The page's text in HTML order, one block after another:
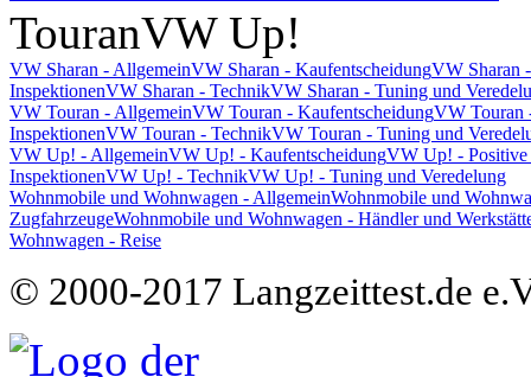
TouranVW Up!
VW Sharan - AllgemeinVW Sharan - KaufentscheidungVW Sharan
InspektionenVW Sharan - TechnikVW Sharan - Tuning und
VW Touran - AllgemeinVW Touran - KaufentscheidungVW Touran
InspektionenVW Touran - TechnikVW Touran - Tuning und
VW Up! - AllgemeinVW Up! - KaufentscheidungVW Up! - Positive
InspektionenVW Up! - TechnikVW Up! - Tuning und Veredelung
Wohnmobile und Wohnwagen - AllgemeinWohnmobile und
ZugfahrzeugeWohnmobile und Wohnwagen - Händler und
Wohnwagen - Reise
© 2000-2017 Langzeittest.de